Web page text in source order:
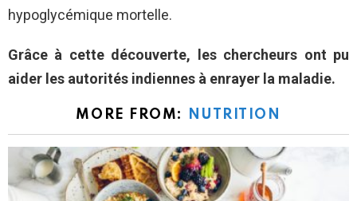
hypoglycémique mortelle.
Grâce à cette découverte, les chercheurs ont pu
aider les autorités indiennes à enrayer la maladie.
MORE FROM: NUTRITION